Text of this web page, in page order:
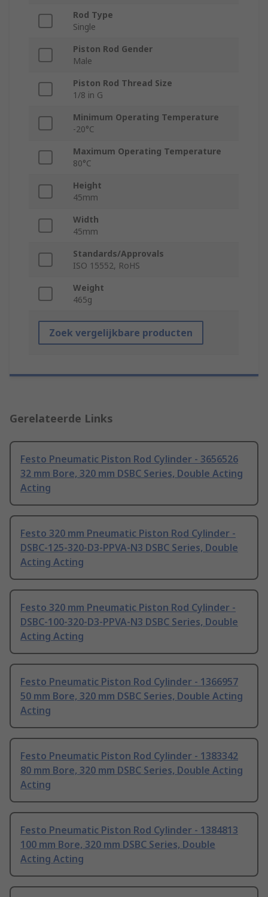
Rod Type
Single
Piston Rod Gender
Male
Piston Rod Thread Size
1/8 in G
Minimum Operating Temperature
-20°C
Maximum Operating Temperature
80°C
Height
45mm
Width
45mm
Standards/Approvals
ISO 15552, RoHS
Weight
465g
Zoek vergelijkbare producten
Gerelateerde Links
Festo Pneumatic Piston Rod Cylinder - 3656526
32 mm Bore, 320 mm DSBC Series, Double Acting
Acting
Festo 320 mm Pneumatic Piston Rod Cylinder -
DSBC-125-320-D3-PPVA-N3 DSBC Series, Double
Acting Acting
Festo 320 mm Pneumatic Piston Rod Cylinder -
DSBC-100-320-D3-PPVA-N3 DSBC Series, Double
Acting Acting
Festo Pneumatic Piston Rod Cylinder - 1366957
50 mm Bore, 320 mm DSBC Series, Double Acting
Acting
Festo Pneumatic Piston Rod Cylinder - 1383342
80 mm Bore, 320 mm DSBC Series, Double Acting
Acting
Festo Pneumatic Piston Rod Cylinder - 1384813
100 mm Bore, 320 mm DSBC Series, Double
Acting Acting